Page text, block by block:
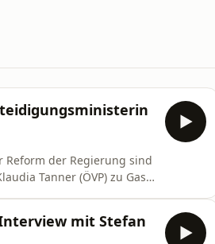
der Regierung sind
Tanner (ÖVP) zu Gast
mit Stefan